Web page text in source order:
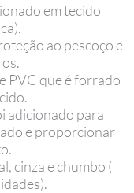
em tecido
ao pescoço e
PVC que é forrado
adicionado para
e proporcionar
cinza e chumbo (